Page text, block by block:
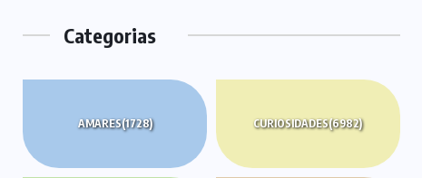
Categorias
AMARES(1728) CURIOSIDADES(6982)